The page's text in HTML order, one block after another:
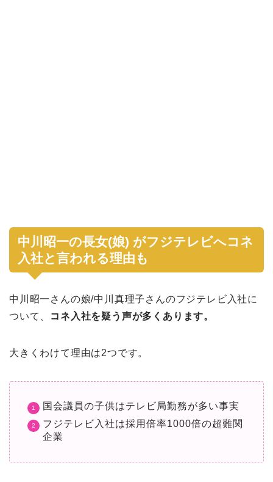
中川昭一の長女(娘) がフジテレビへコネ
入社と言われる理由も
中川昭一さんの娘/中川真理子さんのフジテレビ入社に
ついて、
コネ入社を疑う声が多くあります。
大きくわけて理由は2つです。
国会議員の子供はテレビ局勤務が多い事実
フジテレビ入社は採用倍率1000倍の超難関
企業